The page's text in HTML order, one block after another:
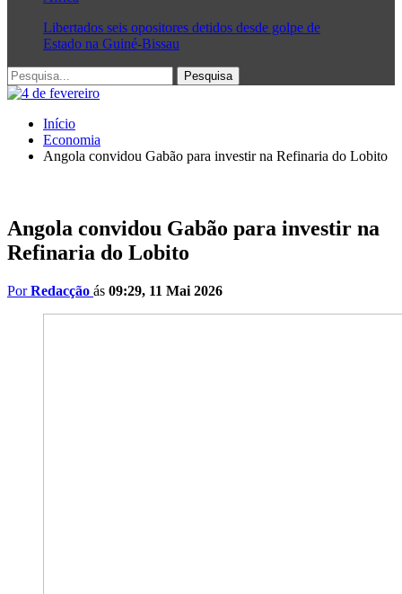
Libertados seis opositores detidos desde golpe de
Estado na Guiné-Bissau
Início
Economia
Angola convidou Gabão para investir na Refinaria do Lobito
Angola convidou Gabão para investir na
Refinaria do Lobito
PorRedacção ás 09:29, 11 Mai 2026